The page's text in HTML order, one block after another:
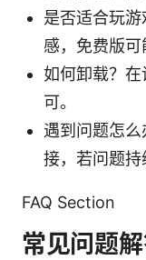
是否适合玩
感，免费版可
如何卸载？
可。
遇到问题怎
接，若问题持
FAQ Section
常见问题